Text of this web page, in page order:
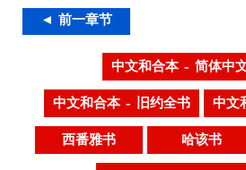
◄ 前一章节
中文和合本 – 简体中
中文和合本 – 旧约全书 中文
西番雅书 哈该书